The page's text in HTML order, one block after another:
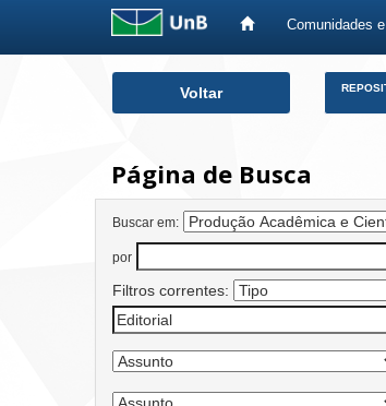
Comunidades
Voltar
Página de Busca
Buscar em:
por
Filtros correntes: